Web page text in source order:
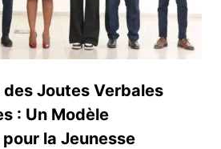
des Joutes Verbales
: Un Modèle
pour la Jeunesse